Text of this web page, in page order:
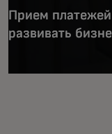
Прием
развивать